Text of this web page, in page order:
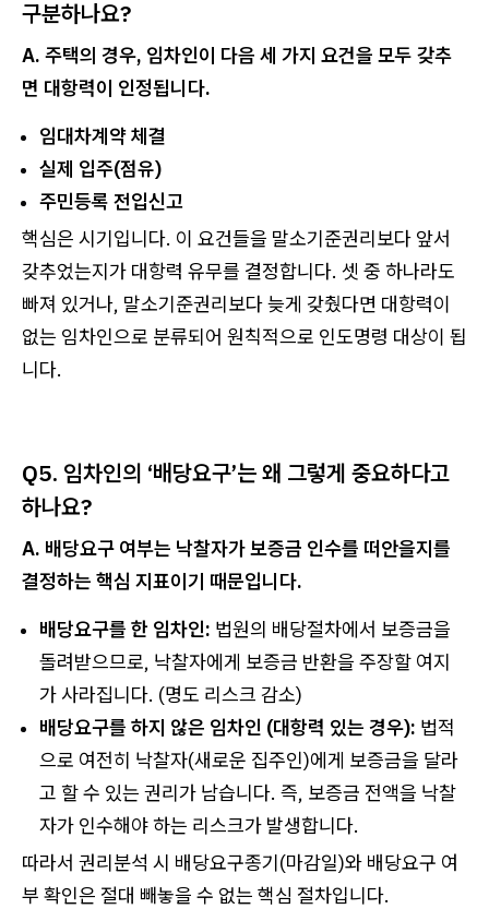
구분하나요?
A. 주택의 경우, 임차인이 다음 세 가지 요건을 모두 갖추
면 대항력이 인정됩니다.
임대차계약 체결
실제 입주(점유)
주민등록 전입신고
핵심은 시기입니다. 이 요건들을 말소기준권리보다 앞서
갖추었는지가 대항력 유무를 결정합니다. 셋 중 하나라도
빠져 있거나, 말소기준권리보다 늦게 갖췄다면 대항력이
없는 임차인으로 분류되어 원칙적으로 인도명령 대상이 됩
니다.
Q5. 임차인의 ‘배당요구’는 왜 그렇게 중요하다고
하나요?
A. 배당요구 여부는 낙찰자가 보증금 인수를 떠안을지를
결정하는 핵심 지표이기 때문입니다.
배당요구를 한 임차인: 법원의 배당절차에서 보증금을
돌려받으므로, 낙찰자에게 보증금 반환을 주장할 여지
가 사라집니다. (명도 리스크 감소)
배당요구를 하지 않은 임차인 (대항력 있는 경우): 법적
으로 여전히 낙찰자(새로운 집주인)에게 보증금을 달라
고 할 수 있는 권리가 남습니다. 즉, 보증금 전액을 낙찰
자가 인수해야 하는 리스크가 발생합니다.
따라서 권리분석 시 배당요구종기(마감일)와 배당요구 여
부 확인은 절대 빼놓을 수 없는 핵심 절차입니다.